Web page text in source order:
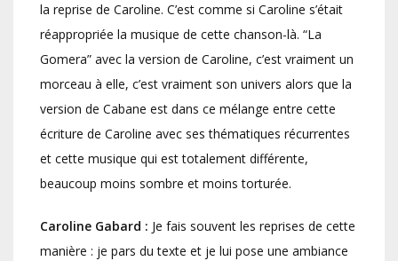
la reprise de Caroline. C’est comme si Caroline s’était
réappropriée la musique de cette chanson-là. “La
Gomera” avec la version de Caroline, c’est vraiment un
morceau à elle, c’est vraiment son univers alors que la
version de Cabane est dans ce mélange entre cette
écriture de Caroline avec ses thématiques récurrentes
et cette musique qui est totalement différente,
beaucoup moins sombre et moins torturée.
Caroline Gabard : Je fais souvent les reprises de cette
manière : je pars du texte et je lui pose une ambiance